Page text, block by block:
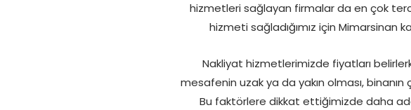
hizmetleri sağlayan firmalar da en çok
hizmeti sağladığımız için Mimarsinan
Nakliyat hizmetlerimizde fiyatları
mesafenin uzak ya da yakın olması,
Bu faktörlere dikkat ettiğimizde daha